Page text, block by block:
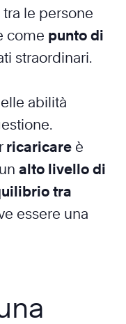
le persone
come punto di
straordinari.
abilità
ricaricare è
alto livello di
tra
essere una